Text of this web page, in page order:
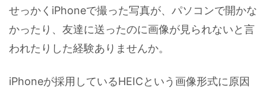
スマホ保護
もっと見る
せっかくiPhoneで撮った写真が、パソコンで開かな
かったり、友達に送ったのに画像が見られないと言
われたりした経験ありませんか。
iPhoneが採用しているHEICという画像形式に原因